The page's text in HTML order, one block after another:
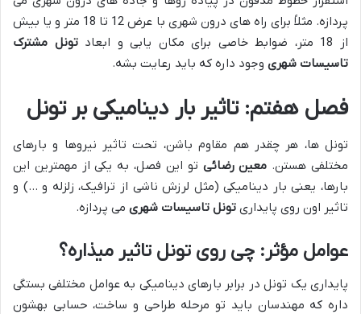
پردازه. مثلاً برای راه های درون شهری با عرض 12 تا 18 متر و یا بیش
از 18 متر، ضوابط خاصی برای مکان یابی و ابعاد
تونل مشترک
تاسیسات شهری وجود داره که باید رعایت بشه.
فصل هفتم: تاثیر بار دینامیکی بر تونل
تونل ها، هر چقدر هم مقاوم باشن، تحت تاثیر نیروها و بارهای
مختلفی هستن. معین رضائی تو این فصل، به یکی از مهمترین این
بارها، یعنی بار دینامیکی (مثل لرزش ناشی از ترافیک، زلزله و …) و
تاثیر اون روی پایداری تونل تاسیسات شهری می پردازه.
عوامل مؤثر: چی روی تونل تاثیر میذاره؟
پایداری یک تونل در برابر بارهای دینامیکی به عوامل مختلفی بستگی
داره که مهندسان باید تو مرحله طراحی و ساخت، حسابی بهشون